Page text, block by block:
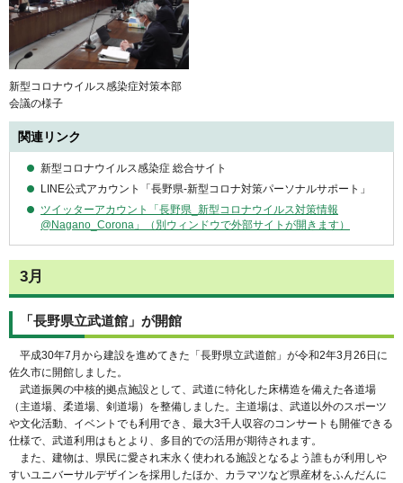
新型コロナウイルス感染症対策本部
会議の様子
関連リンク
新型コロナウイルス感染症 総合サイト
LINE公式アカウント「長野県-新型コロナ対策パーソナルサポート」
ツイッターアカウント「長野県_新型コロナウイルス対策情報
@Nagano_Corona」（別ウィンドウで外部サイトが開きます）
3月
「長野県立武道館」が開館
平成30年7月から建設を進めてきた「長野県立武道館」が令和2年3月26日に
佐久市に開館しました。
武道振興の中核的拠点施設として、武道に特化した床構造を備えた各道場
（主道場、柔道場、剣道場）を整備しました。主道場は、武道以外のスポーツ
や文化活動、イベントでも利用でき、最大3千人収容のコンサートも開催できる
仕様で、武道利用はもとより、多目的での活用が期待されます。
また、建物は、県民に愛され末永く使われる施設となるよう誰もが利用しや
すいユニバーサルデザインを採用したほか、カラマツなど県産材をふんだんに